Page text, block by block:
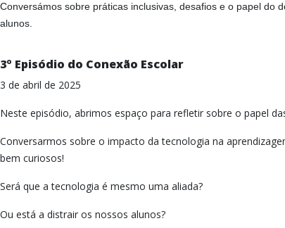
Conversámos sobre práticas inclusivas, desafios e o papel do
alunos.
3º Episódio do Conexão Escolar
3 de abril de 2025
Neste episódio, abrimos espaço para refletir sobre o papel
Conversarmos sobre o impacto da tecnologia na
bem curiosos!
Será que a tecnologia é mesmo uma aliada?
Ou está a distrair os nossos alunos?